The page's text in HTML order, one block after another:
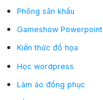
Phông sân khấu
Gameshow Powerpoint
Kiến thức đồ họa
Học wordpress
Làm áo đồng phục